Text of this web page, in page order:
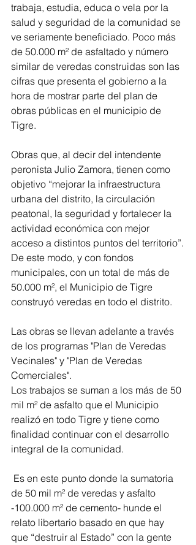
trabaja, estudia, educa o vela por la
salud y seguridad de la comunidad se
ve seriamente beneficiado. Poco más
de 50.000 m² de asfaltado y número
similar de veredas construidas son las
cifras que presenta el gobierno a la
hora de mostrar parte del plan de
obras públicas en el municipio de
Tigre.
Obras que, al decir del intendente
peronista Julio Zamora, tienen como
objetivo “mejorar la infraestructura
urbana del distrito, la circulación
peatonal, la seguridad y fortalecer la
actividad económica con mejor
acceso a distintos puntos del territorio”.
De este modo, y con fondos
municipales, con un total de más de
50.000 m², el Municipio de Tigre
construyó veredas en todo el distrito.
Las obras se llevan adelante a través
de los programas "Plan de Veredas
Vecinales" y "Plan de Veredas
Comerciales".
Los trabajos se suman a los más de 50
mil m² de asfalto que el Municipio
realizó en todo Tigre y tiene como
finalidad continuar con el desarrollo
integral de la comunidad.
Es en este punto donde la sumatoria
de 50 mil m² de veredas y asfalto
-100.000 m² de cemento- hunde el
relato libertario basado en que hay
que “destruir al Estado” con la gente